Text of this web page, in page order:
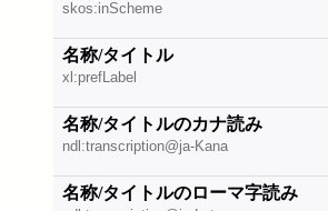
skos:inScheme
名称/タイトル
xl:prefLabel
名称/タイトルのカナ読み
ndl:transcription@ja-Kana
名称/タイトルのローマ字読み